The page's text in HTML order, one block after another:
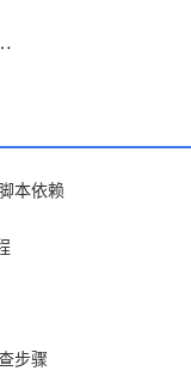
是否适合敏感行业使用
本依赖
步骤